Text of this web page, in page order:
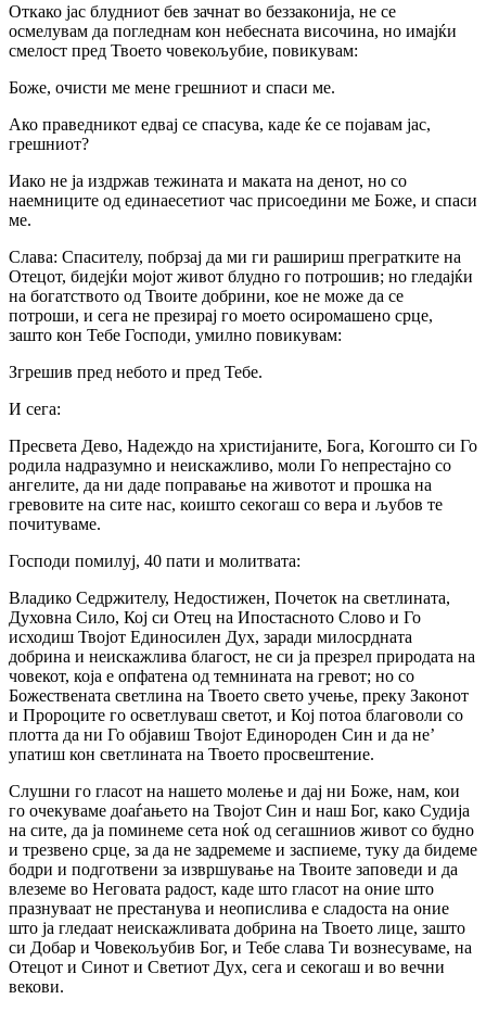
Откако јас блудниот бев зачнат во беззаконија, не се
осмелувам да погледнам кон небесната височина, но имајќи
смелост пред Твоето човекољубие, повикувам:
Боже, очисти ме мене грешниот и спаси ме.
Ако праведникот едвај се спасува, каде ќе се појавам јас,
грешниот?
Иако не ја издржав тежината и маката на денот, но co
наемниците од единаесетиот час присоедини ме Боже, и спаси
ме.
Слава: Спасителу, побрзај да ми ги рашириш прегратките на
Отецот, бидејќи мојот живот блудно го потрошив; но гледајќи
на богатството од Твоите добрини, кое не може да се
потроши, и сега не презирај го моето осиромашено срце,
зашто кон Тебе Господи, умилно повикувам:
Згрешив пред небото и пред Тебе.
И сега:
Пресвета Дево, Надеждо на христијаните, Бога, Когошто си Го
родила надразумно и неискажливо, моли Го непрестајно co
ангелите, да ни даде поправање на животот и прошка на
гревовите на сите нас, коишто секогаш co вера и љубов те
почитуваме.
Господи помилуј, 40 пати и молитвата:
Владико Седржителу, Недостижен, Почеток на светлината,
Духовна Сило, Кој си Отец на Ипостасното Слово и Го
исходиш Твојот Единосилен Дух, заради милосрдната
добрина и неискажлива благост, не си ја презрел природата на
човекот, која е опфатена од темнината на гревот; но co
Божествената светлина на Твоето свето учење, преку Законот
и Пророците го осветлуваш светот, и Кој потоа благоволи co
плотта да ни Го објавиш Твојот Единороден Син и да не’
упатиш кон светлината на Твоето просвештение.
Слушни го гласот на нашето молење и дај ни Боже, нам, кои
го очекуваме доаѓањето на Твојот Син и наш Бог, како Судија
на сите, да ја поминеме сета ноќ од сегашниов живот co будно
и трезвено срце, за да не задремеме и заспиеме, туку да бидеме
бодри и подготвени за извршување на Твоите заповеди и да
влеземе во Неговата радост, каде што гласот на оние што
празнуваат не престанува и неопислива е сладоста на оние
што ja гледаат неискажливата добрина на Твоето лице, зашто
си Добар и Човекољубив Бог, и Тебе слава Ти вознесуваме, на
Отецот и Синот и Светиот Дух, сега и секогаш и во вечни
векови.